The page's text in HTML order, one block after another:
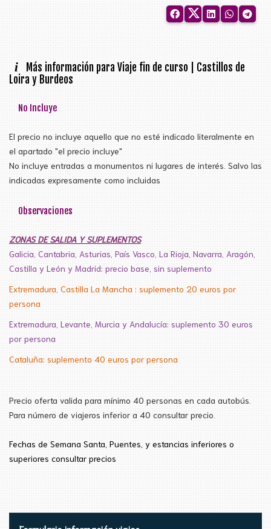
i
Más información para Viaje fin de curso | Castillos de
Loira y Burdeos
No Incluye
El precio no incluye aquello que no esté indicado literalmente en
el apartado "el precio incluye"
No incluye entradas a monumentos ni lugares de interés. Salvo las
indicadas expresamente como incluidas
Observaciones
ZONAS DE SALIDA Y SUPLEMENTOS
Galicia, Cantabria, Asturias, País Vasco, La Rioja, Navarra, Aragón,
Castilla y León y Madrid: precio base, sin suplemento
Extremadura, Castilla La Mancha : suplemento 20 euros por
persona
Extremadura, Levante, Murcia y Andalucía: suplemento 30 euros
por persona
Cataluña: suplemento 40 euros por persona
Precio oferta valida para mínimo 40 personas en cada autobús.
Para número de viajeros inferior a 40 consultar precio.
Fechas de Semana Santa , Puentes, y estancias inferiores o
superiores consultar precios